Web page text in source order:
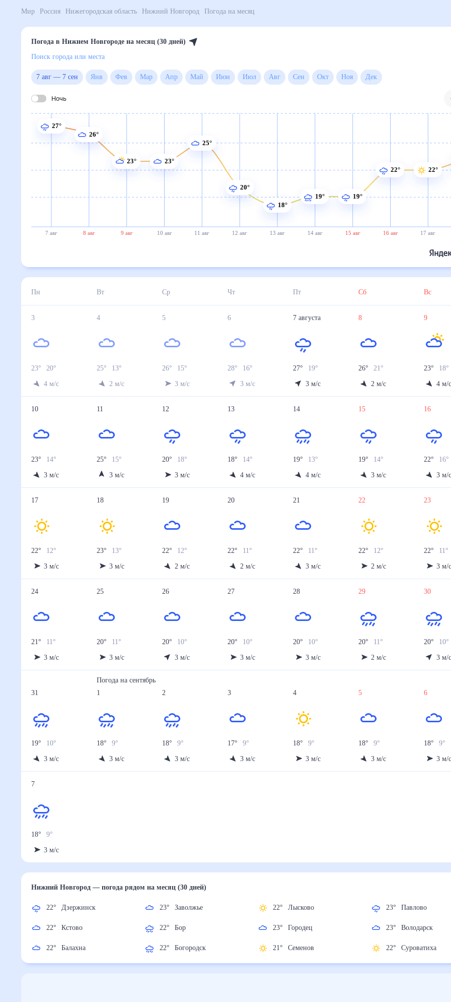
Мир Россия Нижегородская область Нижний Новгород Погода на месяц
Погода в Нижнем Новгороде на месяц (30 дней)
Поиск города или места
7 авг—7 сен Янв Фев Мар Апр Май Июн Июл Авг Сен Окт Ноя
Ночь
7 авг 8 авг 9 авг 10 авг 11 авг 12 авг 13 авг 14 авг 15 авг 16 авг 17 авг
27°
26°
23° 23°
25°
20°
18°
19° 19°
22° 22°
Пн Вт Ср Чт Пт Сб Вс
3
23° 20
4 м/с
4
25° 13°
2 м/с
5
26° 15°
3 м/с
6
28° 16°
3 м/с
7 августа
27° 19°
3 м/с
8
26° 21°
2 м/с
9
23° 18°
4 м/
10
23° 14°
3 м/с
11
25° 15°
3 м/с
12
20° 18°
3 м/с
13
18° 14°
4 м/с
14
19° 13°
4 м/с
15
19° 14°
3 м/с
16
22° 16°
3 м/
17
22° 12°
3 м/с
18
23° 13°
3 м/с
19
22° 12°
2 м/с
20
22° 11°
2 м/с
21
22° 11°
3 м/с
22
22° 12°
2 м/с
23
22° 11°
3 м/
24
21° 11°
3 м/с
25
20° 11°
3 м/с
26
20° 10°
3 м/с
27
20° 10°
3 м/с
28
20° 10°
3 м/с
29
20° 11°
2 м/с
30
20° 10°
3 м/
31
19° 10°
3 м/с
Погода насентябрь
1
18° 9°
3 м/с
2
18° 9°
3 м/с
3
17° 9°
3 м/с
4
18° 9°
3 м/с
5
18° 9°
3 м/с
6
18° 9°
3 м/
7
18° 9°
3 м/с
Нижний Новгород— погода рядомна месяц (30 дней)
22° Дзержинск
22° Кстово
22° Балахна
23° Заволжье
22° Бор
22° Богородск
22° Лысково
23° Городец
21° Семенов
23° Павлово
23° Володарск
22° Суроватиха